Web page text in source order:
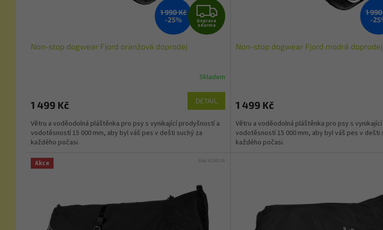
1 990 Kč
-25%
Z
D
R
M
A
Doprava
zdarma
Non-stop dogwear Fjord oranžová doprodej
Skladem
1 499 Kč DETAIL
Větru a voděodolná pláštěnka pro psy s vynikající prodyšností a
vodotěsností 15 000 mm, aby byl váš pes v dešti suchý za
každého počasi.
1
-
Non-stop dogwear Fjord modrá doprodej
1 499 Kč
Větru a voděodolná pláštěnka pro psy s
vodotěsností 15 000 mm, aby byl váš pes v dešti
každého počasi.
Akce Kód:6199/36